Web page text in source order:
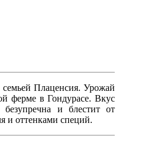
семьей Плаценсия. Урожай
ферме в Гондурасе. Вкус
безупречна и блестит от
и оттенками специй.